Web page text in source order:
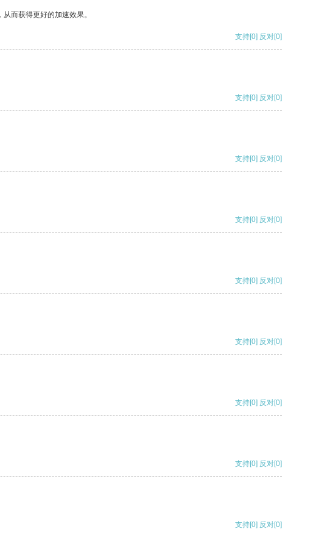
而获得更好的加速效果。
支持[0] 反对[0]
支持[0] 反对[0]
支持[0] 反对[0]
支持[0] 反对[0]
支持[0] 反对[0]
支持[0] 反对[0]
支持[0] 反对[0]
支持[0] 反对[0]
支持[0] 反对[0]